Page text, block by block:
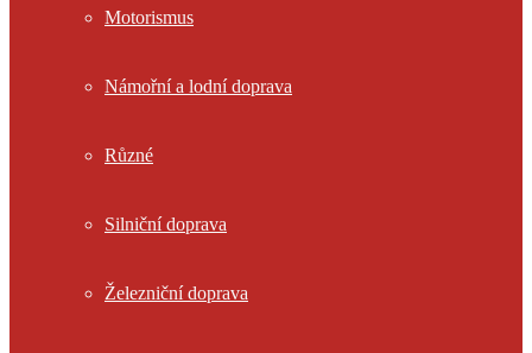
Motorismus
Námořní a lodní doprava
Různé
Silniční doprava
Železniční doprava